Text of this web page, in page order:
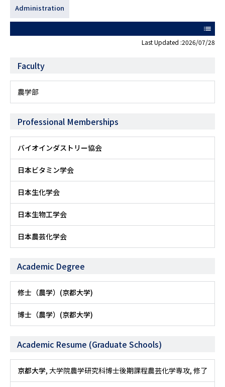
Administration
list
Last Updated :2026/07/28
Faculty
農学部
Professional Memberships
バイオインダストリー協会
日本ビタミン学会
日本生化学会
日本生物工学会
日本農芸化学会
Academic Degree
修士（農学）(京都大学)
博士（農学）(京都大学)
Academic Resume (Graduate Schools)
京都大学, 大学院農学研究科博士後期課程農芸化学専攻, 修了